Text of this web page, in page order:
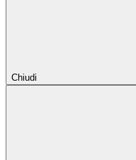
Chiudi